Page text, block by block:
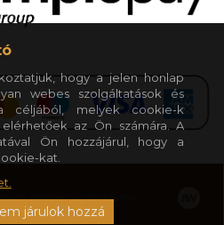
Minden jog fenntartva.
hogy a jelen honlap
webes szolgáltatások és
céljából, melyek cookie-k
az Ön számára. A
Ön hozzájárul, hogy a
kat.
járulok hozzá